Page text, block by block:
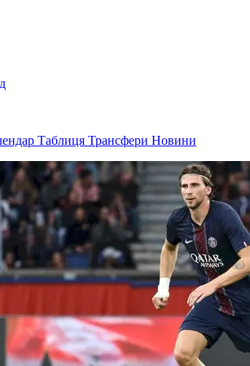
Таблиця Трансфери Новини